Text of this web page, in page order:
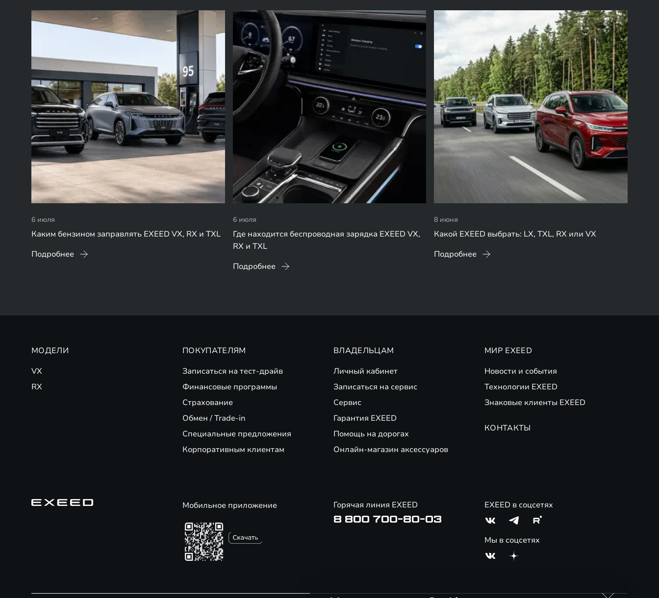
6 июля
Каким бензином заправлять EXEED VX, RX и TXL
Подробнее
6 июля
Где находится беспроводная зарядка EXEED VX,
RX и TXL
Подробнее
8 июня
Какой EXEED выбрать: LX, TXL, RX или VX
Подробнее
МОДЕЛИ
VX
RX
ПОКУПАТЕЛЯМ
Записаться на тест-драйв
Финансовые программы
Страхование
Обмен / Trade-in
Специальные предложения
Корпоративным клиентам
ВЛАДЕЛЬЦАМ
Личный кабинет
Записаться на сервис
Сервис
Гарантия EXEED
Помощь на дорогах
Онлайн-магазин аксессуаров
МИР EXEED
Новости и события
Технологии EXEED
Знаковые клиенты EXEED
КОНТАКТЫ
Мобильное приложение Горячая линия EXEED
8 800 700-80-03
EXEED в соцсетях
Мы в соцсетях